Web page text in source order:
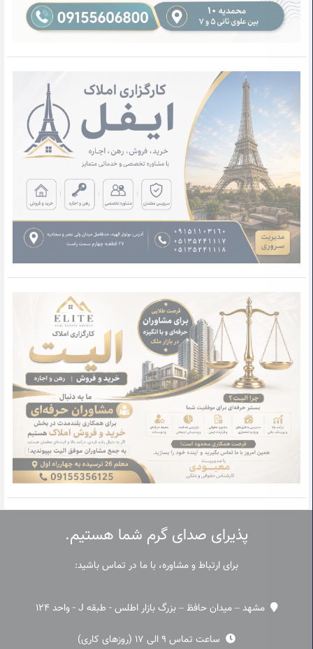
پذیرای صدای گرم شما هستیم.
برای ارتباط و مشاوره، با ما در تماس باشید:
مشهد – میدان حافظ – بزرگ بازار اطلس - طبقه J - واحد 124
ساعت تماس 9 الی 17 (روزهای کاری)